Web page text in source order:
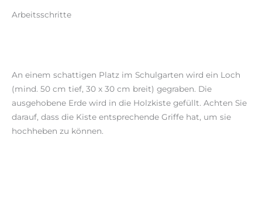
Arbeitsschritte
An einem schattigen Platz im Schulgarten wird ein Loch
(mind. 50 cm tief, 30 x 30 cm breit) gegraben. Die
ausgehobene Erde wird in die Holzkiste gefüllt. Achten Sie
darauf, dass die Kiste entsprechende Griffe hat, um sie
hochheben zu können.